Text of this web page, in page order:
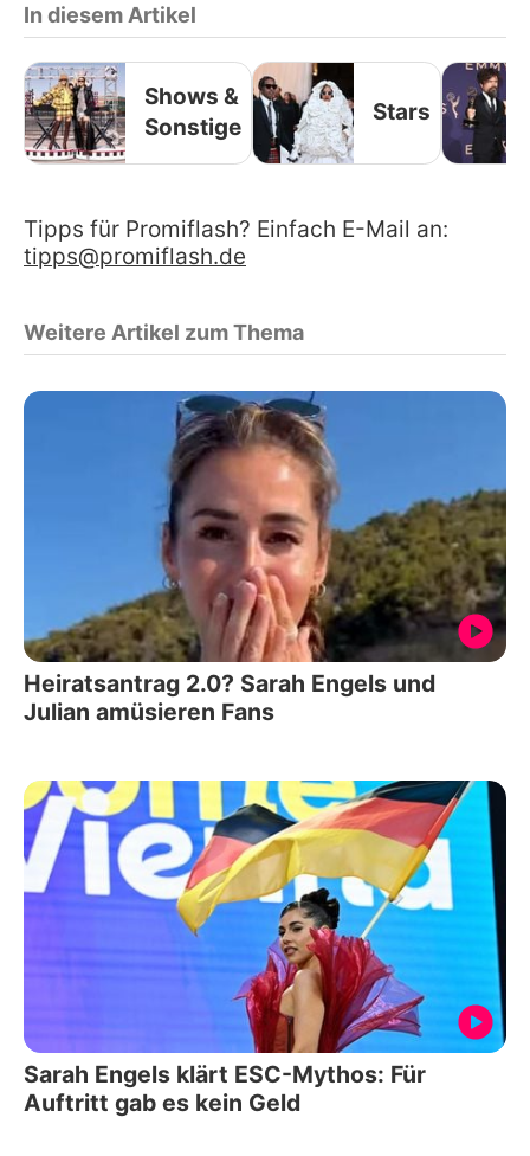
In diesem Artikel
Shows &
Sonstige
Stars
Tipps für Promiflash? Einfach E-Mail an:
tipps@promiflash.de
Weitere Artikel zum Thema
Heiratsantrag 2.0? Sarah Engels und
Julian amüsieren Fans
Sarah Engels klärt ESC-Mythos: Für
Auftritt gab es kein Geld